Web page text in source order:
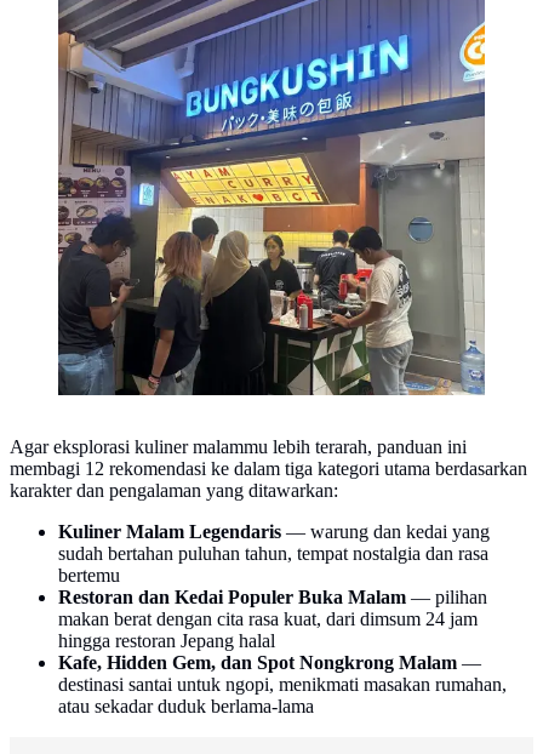
Agar eksplorasi kuliner malammu lebih terarah, panduan ini
membagi 12 rekomendasi ke dalam tiga kategori utama berdasarkan
karakter dan pengalaman yang ditawarkan:
Kuliner Malam Legendaris — warung dan kedai yang
sudah bertahan puluhan tahun, tempat nostalgia dan rasa
bertemu
Restoran dan Kedai Populer Buka Malam — pilihan
makan berat dengan cita rasa kuat, dari dimsum 24 jam
hingga restoran Jepang halal
Kafe, Hidden Gem, dan Spot Nongkrong Malam —
destinasi santai untuk ngopi, menikmati masakan rumahan,
atau sekadar duduk berlama-lama